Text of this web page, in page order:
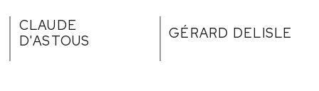
CLAUDE
D'ASTOUS
GÉRARD DELISLE